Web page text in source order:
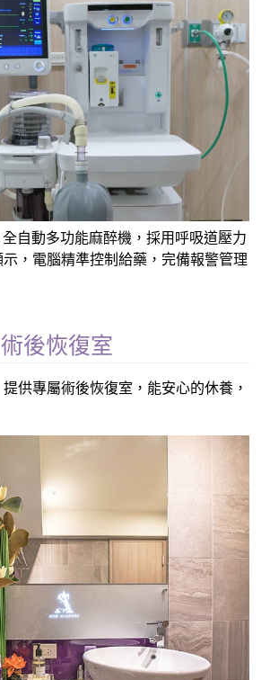
自動多功能麻醉機，採用呼吸道壓力
，電腦精準控制給藥，完備報警管理
後恢復室
供專屬術後恢復室，能安心的休養，